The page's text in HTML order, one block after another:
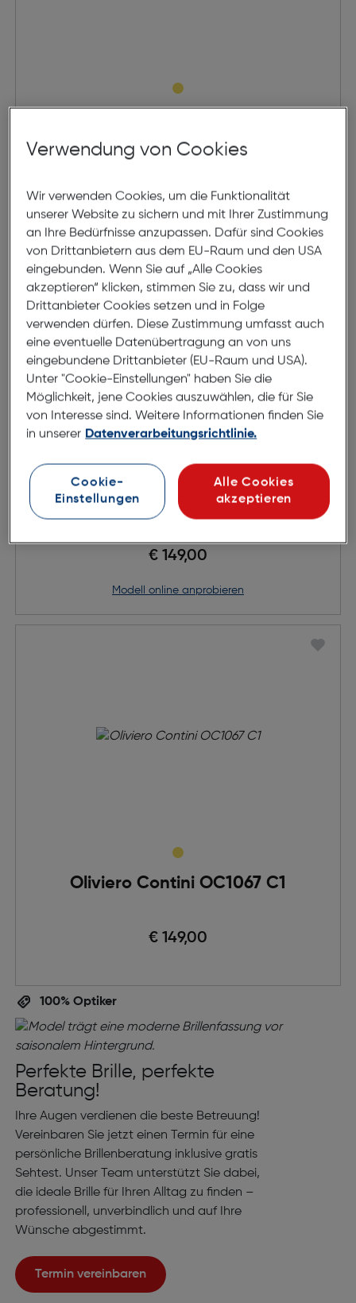
Modell online anprobieren
Ruud van Dyke RVD1358T-2H
€ 149,00
Modell online anprobieren
Oliviero Contini OC1067 C1
€ 149,00
100% Optiker
Perfekte Brille, perfekte
Beratung!
Ihre Augen verdienen die beste Betreuung!
Vereinbaren Sie jetzt einen Termin für eine
persönliche Brillenberatung inklusive gratis
Sehtest. Unser Team unterstützt Sie dabei,
die ideale Brille für Ihren Alltag zu finden –
professionell, unverbindlich und auf Ihre
Wünsche abgestimmt.
Termin vereinbaren
Verwendung von Cookies
Wir verwenden Cookies, um die Funktionalität
unserer Website zu sichern und mit Ihrer Zustimmung
an Ihre Bedürfnisse anzupassen. Dafür sind Cookies
von Drittanbietern aus dem EU-Raum und den USA
eingebunden. Wenn Sie auf „Alle Cookies
akzeptieren“ klicken, stimmen Sie zu, dass wir und
Drittanbieter Cookies setzen und in Folge
verwenden dürfen. Diese Zustimmung umfasst auch
eine eventuelle Datenübertragung an von uns
eingebundene Drittanbieter (EU-Raum und USA).
Unter "Cookie-Einstellungen" haben Sie die
Möglichkeit, jene Cookies auszuwählen, die für Sie
von Interesse sind. Weitere Informationen finden Sie
in unserer Datenverarbeitungsrichtlinie.
Cookie-
Einstellungen
Alle Cookies
akzeptieren